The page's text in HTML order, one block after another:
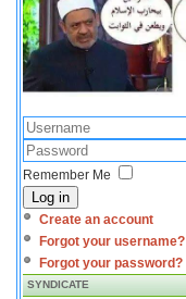
Remember Me
Log in
Create an account
Forgot your username?
Forgot your password?
SYNDICATE